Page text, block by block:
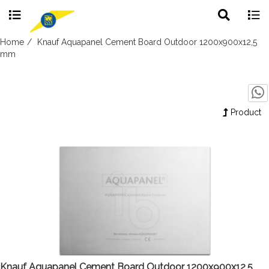
Skip
to
search
Home
Knauf Aquapanel Cement Board Outdoor 1200x900x12,5
mm
Product